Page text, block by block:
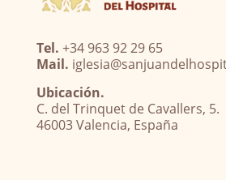
Tel. +34 963 92 29 65
Mail.
Ubicación.
C. del Trinquet de Cavallers, 5.
46003 Valencia, España